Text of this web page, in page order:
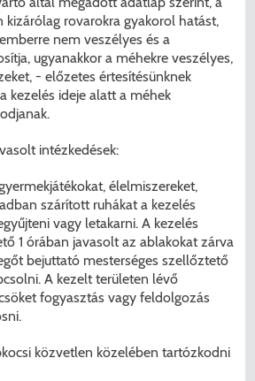
rovarokra gyakorol hatást,
nem veszélyes és a
ugyanakkor a méhekre veszélyes,
- előzetes értesítésünknek
kezelés ideje alatt a méhek
intézkedések:
élelmiszereket,
szárított ruhákat a kezelés
vagy letakarni. A kezelés
1 órában javasolt az ablakokat zárva
bejuttató mesterséges szellőztető
A kezelt területen lévő
fogyasztás vagy feldolgozás
közvetlen közelében tartózkodni